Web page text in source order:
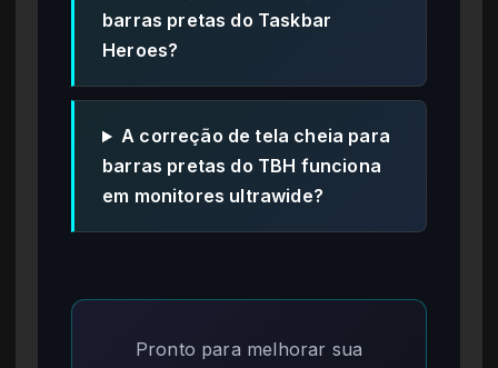
barras pretas do Taskbar
Heroes?
A correção de tela cheia para
barras pretas do TBH funciona
em monitores ultrawide?
Pronto para melhorar sua